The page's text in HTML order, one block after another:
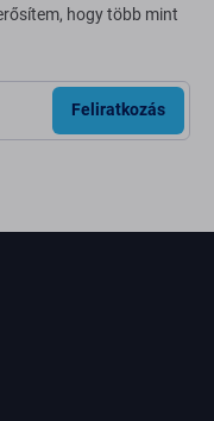
hogy több mint
Feliratkozás